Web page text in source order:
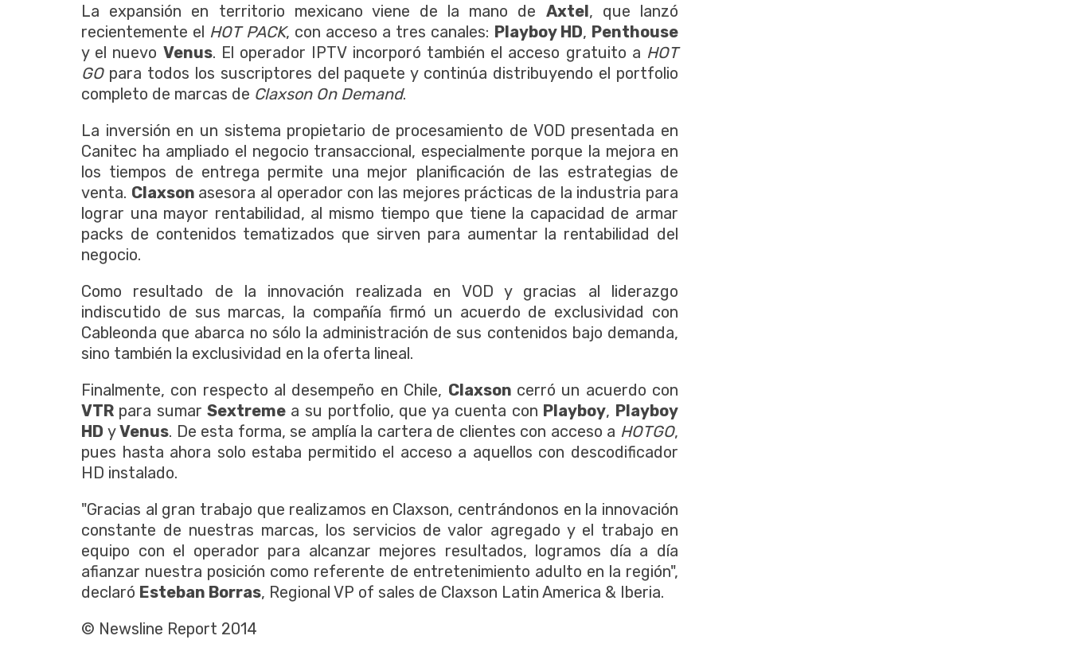
La expansión en territorio mexicano viene de la mano de Axtel, que lanzó
recientemente el HOT PACK, con acceso a tres canales: Playboy HD, Penthouse
y el nuevo Venus. El operador IPTV incorporó también el acceso gratuito a HOT
GOpara todos los suscriptores del paquete y continúa distribuyendo el portfolio
completo de marcas de Claxson On Demand.
La inversión en un sistema propietario de procesamiento de VOD presentada en
Canitec ha ampliado el negocio transaccional, especialmente porque la mejora en
los tiempos de entrega permite una mejor planificación de las estrategias de
venta. Claxson asesora al operador con las mejores prácticas de la industria para
lograr una mayor rentabilidad, al mismo tiempo que tiene la capacidad de armar
packs de contenidos tematizados que sirven para aumentar la rentabilidad del
negocio.
Como resultado de la innovación realizada en VOD y gracias al liderazgo
indiscutido de sus marcas, la compañía firmó un acuerdo de exclusividad con
Cableonda que abarca no sólo la administración de sus contenidos bajo demanda,
sino también la exclusividad en la oferta lineal.
Finalmente, con respecto al desempeño en Chile, Claxson cerró un acuerdo con
VTR para sumarSextreme a su portfolio, que ya cuenta con Playboy, Playboy
HD yVenus. De esta forma, se amplía la cartera de clientes con acceso a HOTGO,
pues hasta ahora solo estaba permitido el acceso a aquellos con descodificador
HD instalado.
"Gracias al gran trabajo que realizamos en Claxson, centrándonos en la innovación
constante de nuestras marcas, los servicios de valor agregado y el trabajo en
equipo con el operador para alcanzar mejores resultados, logramos día a día
afianzar nuestra posición como referente de entretenimiento adulto en la región",
declaró Esteban Borras, Regional VP of sales de Claxson Latin America & Iberia.
© Newsline Report 2014